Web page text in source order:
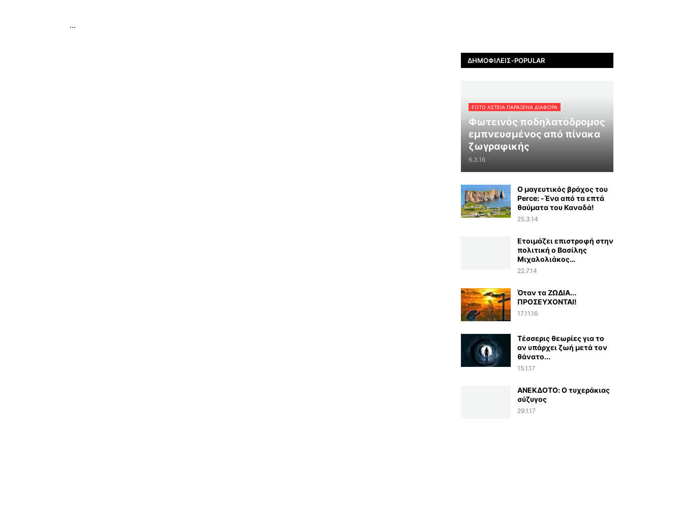
...
ΔΗΜΟΦΙΛΕΊΣ-POPULAR
FOTO ΑΣΤΕΙΑ ΠΑΡΑΞΕΝΑ ΔΙΑΦΟΡΑ
Φωτεινός ποδηλατόδρομος
εμπνευσμένος από πίνακα
ζωγραφικής
6.3.16
Ο μαγευτικός βράχος του
Perce: -Ένα από τα επτά
θαύματα του Καναδά!
25.3.14
Ετοιμάζει επιστροφή στην
πολιτική ο Βασίλης
Μιχαλολιάκος…
22.7.14
Όταν τα ΖΩΔΙΑ...
ΠΡΟΣΕΥΧΟΝΤΑΙ!
17.11.16
Τέσσερις θεωρίες για το
αν υπάρχει ζωή μετά τον
θάνατο...
15.1.17
ΑΝΕΚΔΟΤΟ: Ο τυχεράκιας
σύζυγος
29.1.17